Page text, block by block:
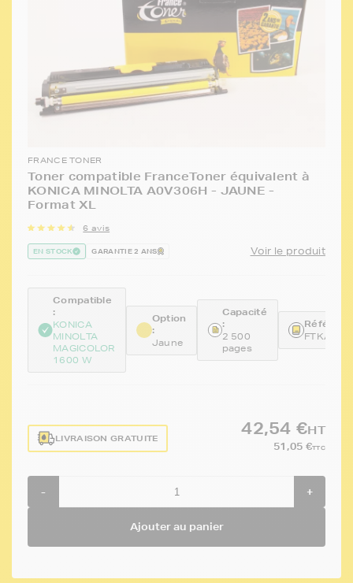
FRANCE TONER
Toner compatible FranceToner équivalent à
KONICA MINOLTA A0V306H - JAUNE -
Format XL
6 avis
EN STOCK GARANTIE 2 ANS Voir le produit
Compatible
:
KONICA
MINOLTA
MAGICOLOR
1600 W
Option
:
Jaune
Capacité
:
2 500
pages
LIVRAISON GRATUITE
42,54 €HT
51,05 €TTC
- +
Ajouter au panier